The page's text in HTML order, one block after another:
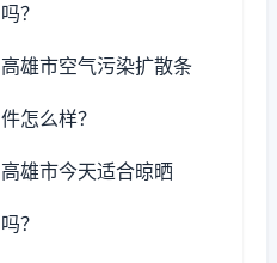
吗？
高雄市空气污染扩散条
件怎么样？
高雄市今天适合晾晒
吗？